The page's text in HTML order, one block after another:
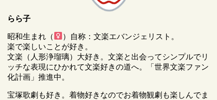
らら子
昭和生まれ（
）自称：文楽エバンジェリスト。
楽で楽しいことが好き。
文楽（人形浄瑠璃）大好き。文楽と出会ってシンプルでリ
ッチな表現にひかれて文楽好きの道へ。「世界文楽ファン
化計画」推進中。
宝塚歌劇も好き。着物好きなのでお着物観劇も楽しんでま